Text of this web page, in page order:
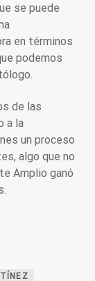
se puede
en términos
podemos
de las
a la
un proceso
algo que no
Amplio ganó